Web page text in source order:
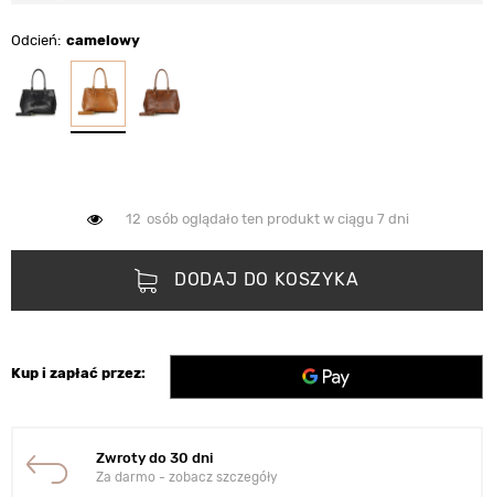
Odcień camelowy
12 osób oglądało ten produkt w ciągu 7 dni
DODAJ DO KOSZYKA
Kup i zapłać przez:
Zwroty do 30 dni
Za darmo - zobacz szczegóły